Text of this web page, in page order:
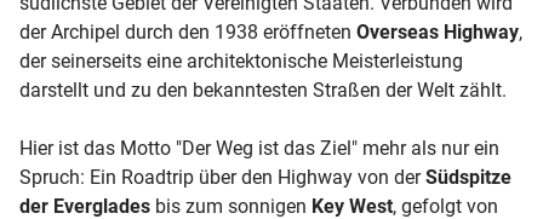
der Archipel durch den 1938 eröffneten Overseas Highway,
der seinerseits eine architektonische Meisterleistung
darstellt und zu den bekanntesten Straßen der Welt zählt.
Hier ist das Motto "Der Weg ist das Ziel" mehr als nur ein
Spruch: Ein Roadtrip über den Highway von derSüdspitze
der Everglades bis zum sonnigen Key West, gefolgt von